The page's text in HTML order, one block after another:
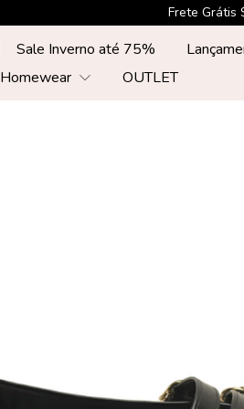
Frete Grátis
Sale Inverno até 75%
Homewear OUTLET